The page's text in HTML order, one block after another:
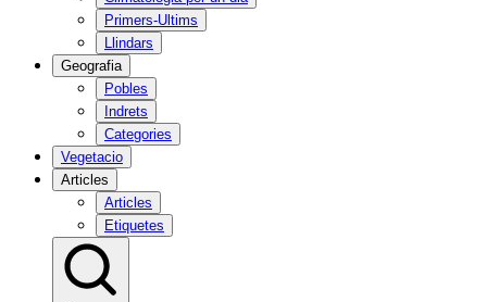
Primers-Ultims
Llindars
Geografia
Pobles
Indrets
Categories
Vegetacio
Articles
Articles
Etiquetes